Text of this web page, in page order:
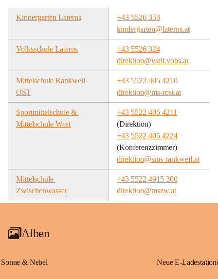
Kindergarten Laterns
+43 5526 353
kindergarten@laterns.at
Volksschule Laterns
+43 5526 324
direktion@vsrlt.vobs.at
Mittelschule Rankweil
OST
+43 5522 405 4210
direktion@ms-rost.at
Sportmittelschule &
Mittelschule West
+43 5522 405 4211
(Direktion)
+43 5522 405 4224
(Konferenzzimmer)
direktion@sms-rankweil.at
Mittelschule
Zwischenwasser
+43 5522 4915 300
direktion@mszw.at
Alben
Sonne & Nebel